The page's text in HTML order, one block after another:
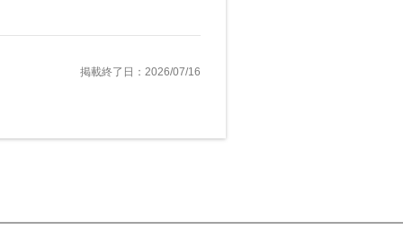
掲載終了日：2026/07/16